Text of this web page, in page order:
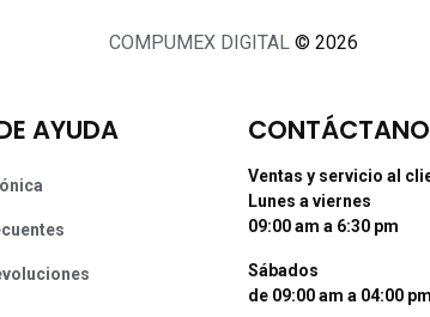
COMPUMEX DIGITAL © 2026
AYUDA
Ventas y servicio al
Lunes a viernes
09:00 am a 6:30 pm
Sábados
de 09:00 am a 04:00 pm